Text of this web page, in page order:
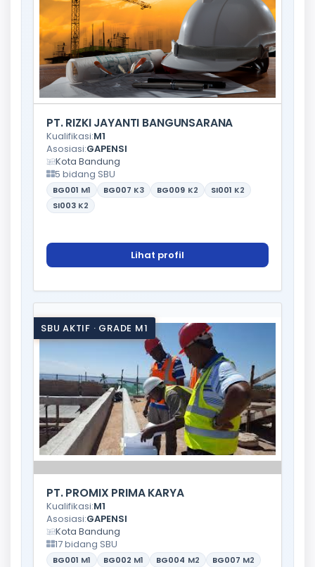
PT. RIZKI JAYANTI BANGUNSARANA
Kualifikasi:M1
Asosiasi:GAPENSI
Kota Bandung
5 bidang SBU
BG001 M1 BG007 K3 BG009 K2 SI001 K2
SI003 K2
Lihat profil
SBU AKTIF · GRADE M1
PT. PROMIX PRIMA KARYA
Kualifikasi:M1
Asosiasi:GAPENSI
Kota Bandung
17 bidang SBU
BG001 M1 BG002 M1 BG004 M2 BG007 M2